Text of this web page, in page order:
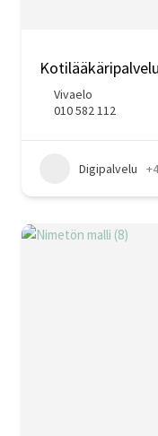
Vivaelo
010 582 112
Digipalvelu +4